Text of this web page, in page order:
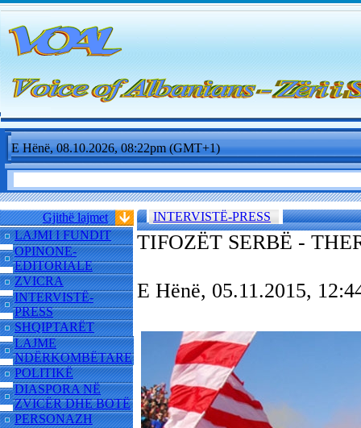
E Hënë, 08.10.2026, 08:22pm (GMT+1)
Gjithë lajmet
LAJMI I FUNDIT
OPINONE-
EDITORIALE
ZVICRA
INTERVISTË-
PRESS
SHQIPTARËT
LAJME
NDËRKOMBËTARE
POLITIKË
DIASPORA NË
ZVICËR DHE BOTË
PERSONAZH
INTERVISTË-PRESS
TIFOZËT SERBË -
E Hënë, 05.11.2015,